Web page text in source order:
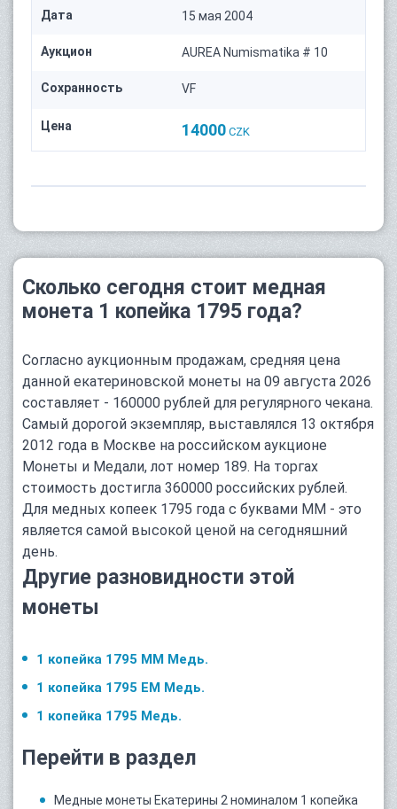
Дата 15 мая 2004
Аукцион AUREA Numismatika # 10
Сохранность VF
Цена 14000 CZK
Сколько сегодня стоит медная
монета 1 копейка 1795 года?
Согласно аукционным продажам, средняя цена
данной екатериновской монеты на 09 августа 2026
составляет - 160000 рублей для регулярного чекана.
Самый дорогой экземпляр, выставлялся 13 октября
2012 года в Москве на российском аукционе
Монеты и Медали, лот номер 189. На торгах
стоимость достигла 360000 российских рублей.
Для медных копеек 1795 года с буквами ММ - это
является самой высокой ценой на сегодняшний
день.
Другие разновидности этой
монеты
1 копейка 1795 ММ Медь.
1 копейка 1795 ЕМ Медь.
1 копейка 1795 Медь.
Перейти в раздел
Медные монеты Екатерины 2 номиналом 1 копейка